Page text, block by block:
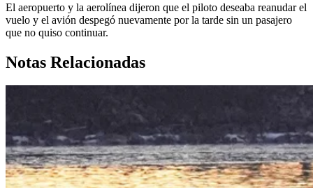
El aeropuerto y la aerolínea dijeron que el piloto deseaba reanudar el
vuelo y el avión despegó nuevamente por la tarde sin un pasajero
que no quiso continuar.
Notas Relacionadas